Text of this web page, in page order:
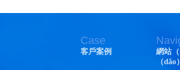
Case
客戶案例
網站
（dǎo